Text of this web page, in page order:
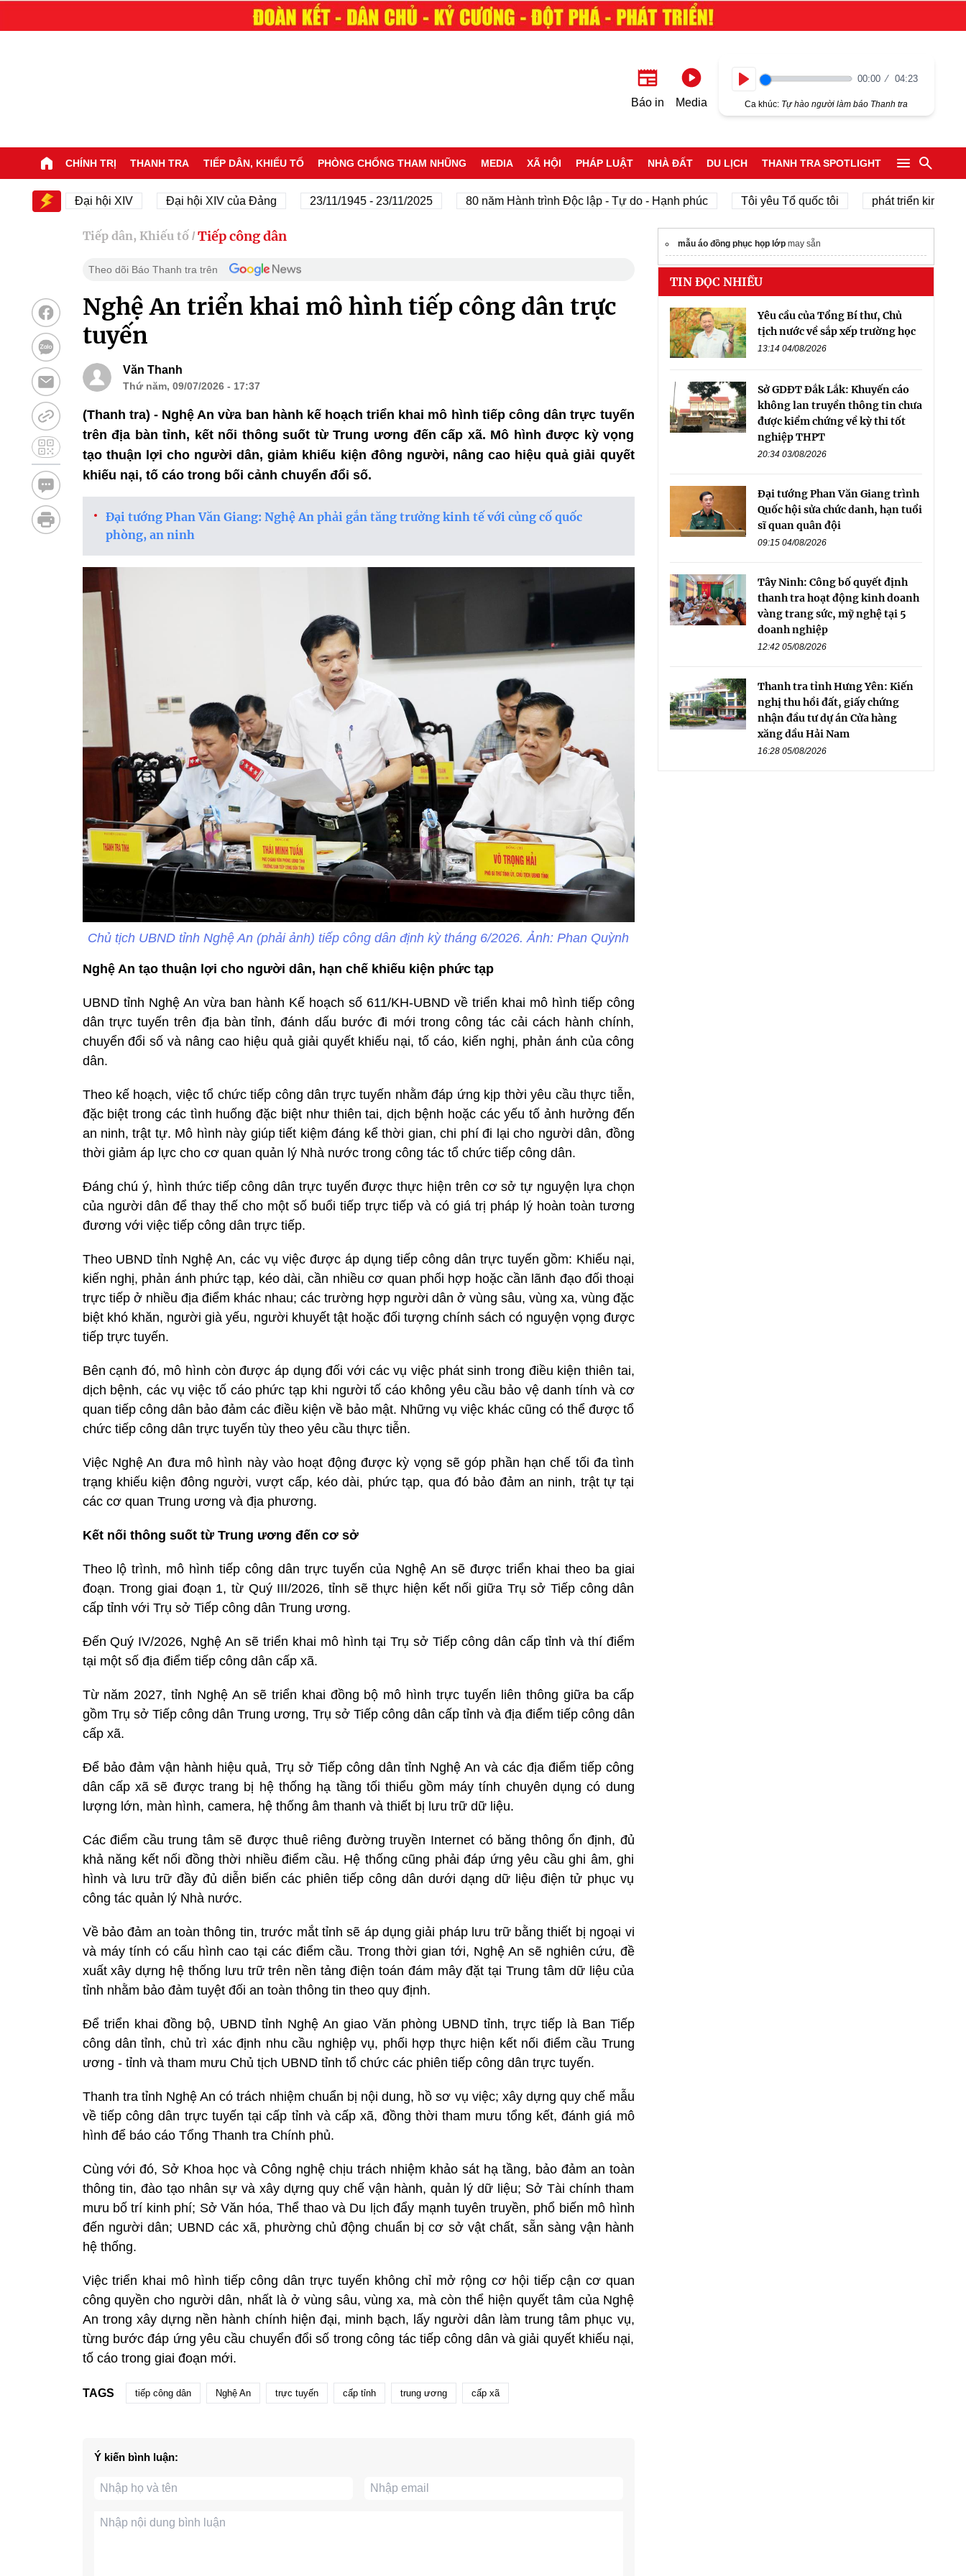
Báo in Media
00:00 04:23
Ca khúc: Tự hào người làm báo Thanh tra
CHÍNH TRỊ THANH TRA TIẾP DÂN, KHIẾU TỐ PHÒNG CHỐNG THAM NHŨNG MEDIA XÃ HỘI PHÁP LUẬT NHÀ ĐẤT DU LỊCH THANH TRA SPOTLIGHT
Đại hội XIV Đại hội XIV của Đảng 23/11/1945 - 23/11/2025 80 năm Hành trình Độc lập - Tự do - Hạnh phúc Tôi yêu Tổ quốc tôi phát triển kinh tế tư
Tiếp dân, Khiếu tố / Tiếp công dân
Theo dõi Báo Thanh tra trên
Nghệ An triển khai mô hình tiếp công dân trực
tuyến
Văn Thanh
Thứ năm, 09/07/2026 - 17:37
(Thanh tra) - Nghệ An vừa ban hành kế hoạch triển khai mô hình tiếp công dân trực tuyến
trên địa bàn tỉnh, kết nối thông suốt từ Trung ương đến cấp xã. Mô hình được kỳ vọng
tạo thuận lợi cho người dân, giảm khiếu kiện đông người, nâng cao hiệu quả giải quyết
khiếu nại, tố cáo trong bối cảnh chuyển đổi số.
Đại tướng Phan Văn Giang: Nghệ An phải gắn tăng trưởng kinh tế với củng cố quốc
phòng, an ninh
Chủ tịch UBND tỉnh Nghệ An (phải ảnh) tiếp công dân định kỳ tháng 6/2026. Ảnh: Phan Quỳnh
Nghệ An tạo thuận lợi cho người dân, hạn chế khiếu kiện phức tạp
UBND tỉnh Nghệ An vừa ban hành Kế hoạch số 611/KH-UBND về triển khai mô hình tiếp công
dân trực tuyến trên địa bàn tỉnh, đánh dấu bước đi mới trong công tác cải cách hành chính,
chuyển đổi số và nâng cao hiệu quả giải quyết khiếu nại, tố cáo, kiến nghị, phản ánh của công
dân.
Theo kế hoạch, việc tổ chức tiếp công dân trực tuyến nhằm đáp ứng kịp thời yêu cầu thực tiễn,
đặc biệt trong các tình huống đặc biệt như thiên tai, dịch bệnh hoặc các yếu tố ảnh hưởng đến
an ninh, trật tự. Mô hình này giúp tiết kiệm đáng kể thời gian, chi phí đi lại cho người dân, đồng
thời giảm áp lực cho cơ quan quản lý Nhà nước trong công tác tổ chức tiếp công dân.
Đáng chú ý, hình thức tiếp công dân trực tuyến được thực hiện trên cơ sở tự nguyện lựa chọn
của người dân để thay thế cho một số buổi tiếp trực tiếp và có giá trị pháp lý hoàn toàn tương
đương với việc tiếp công dân trực tiếp.
Theo UBND tỉnh Nghệ An, các vụ việc được áp dụng tiếp công dân trực tuyến gồm: Khiếu nại,
kiến nghị, phản ánh phức tạp, kéo dài, cần nhiều cơ quan phối hợp hoặc cần lãnh đạo đối thoại
trực tiếp ở nhiều địa điểm khác nhau; các trường hợp người dân ở vùng sâu, vùng xa, vùng đặc
biệt khó khăn, người già yếu, người khuyết tật hoặc đối tượng chính sách có nguyện vọng được
tiếp trực tuyến.
Bên cạnh đó, mô hình còn được áp dụng đối với các vụ việc phát sinh trong điều kiện thiên tai,
dịch bệnh, các vụ việc tố cáo phức tạp khi người tố cáo không yêu cầu bảo vệ danh tính và cơ
quan tiếp công dân bảo đảm các điều kiện về bảo mật. Những vụ việc khác cũng có thể được tổ
chức tiếp công dân trực tuyến tùy theo yêu cầu thực tiễn.
Việc Nghệ An đưa mô hình này vào hoạt động được kỳ vọng sẽ góp phần hạn chế tối đa tình
trạng khiếu kiện đông người, vượt cấp, kéo dài, phức tạp, qua đó bảo đảm an ninh, trật tự tại
các cơ quan Trung ương và địa phương.
Kết nối thông suốt từ Trung ương đến cơ sở
Theo lộ trình, mô hình tiếp công dân trực tuyến của Nghệ An sẽ được triển khai theo ba giai
đoạn. Trong giai đoạn 1, từ Quý III/2026, tỉnh sẽ thực hiện kết nối giữa Trụ sở Tiếp công dân
cấp tỉnh với Trụ sở Tiếp công dân Trung ương.
Đến Quý IV/2026, Nghệ An sẽ triển khai mô hình tại Trụ sở Tiếp công dân cấp tỉnh và thí điểm
tại một số địa điểm tiếp công dân cấp xã.
Từ năm 2027, tỉnh Nghệ An sẽ triển khai đồng bộ mô hình trực tuyến liên thông giữa ba cấp
gồm Trụ sở Tiếp công dân Trung ương, Trụ sở Tiếp công dân cấp tỉnh và địa điểm tiếp công dân
cấp xã.
Để bảo đảm vận hành hiệu quả, Trụ sở Tiếp công dân tỉnh Nghệ An và các địa điểm tiếp công
dân cấp xã sẽ được trang bị hệ thống hạ tầng tối thiểu gồm máy tính chuyên dụng có dung
lượng lớn, màn hình, camera, hệ thống âm thanh và thiết bị lưu trữ dữ liệu.
Các điểm cầu trung tâm sẽ được thuê riêng đường truyền Internet có băng thông ổn định, đủ
khả năng kết nối đồng thời nhiều điểm cầu. Hệ thống cũng phải đáp ứng yêu cầu ghi âm, ghi
hình và lưu trữ đầy đủ diễn biến các phiên tiếp công dân dưới dạng dữ liệu điện tử phục vụ
công tác quản lý Nhà nước.
Về bảo đảm an toàn thông tin, trước mắt tỉnh sẽ áp dụng giải pháp lưu trữ bằng thiết bị ngoại vi
và máy tính có cấu hình cao tại các điểm cầu. Trong thời gian tới, Nghệ An sẽ nghiên cứu, đề
xuất xây dựng hệ thống lưu trữ trên nền tảng điện toán đám mây đặt tại Trung tâm dữ liệu của
tỉnh nhằm bảo đảm tuyệt đối an toàn thông tin theo quy định.
Để triển khai đồng bộ, UBND tỉnh Nghệ An giao Văn phòng UBND tỉnh, trực tiếp là Ban Tiếp
công dân tỉnh, chủ trì xác định nhu cầu nghiệp vụ, phối hợp thực hiện kết nối điểm cầu Trung
ương - tỉnh và tham mưu Chủ tịch UBND tỉnh tổ chức các phiên tiếp công dân trực tuyến.
Thanh tra tỉnh Nghệ An có trách nhiệm chuẩn bị nội dung, hồ sơ vụ việc; xây dựng quy chế mẫu
về tiếp công dân trực tuyến tại cấp tỉnh và cấp xã, đồng thời tham mưu tổng kết, đánh giá mô
hình để báo cáo Tổng Thanh tra Chính phủ.
Cùng với đó, Sở Khoa học và Công nghệ chịu trách nhiệm khảo sát hạ tầng, bảo đảm an toàn
thông tin, đào tạo nhân sự và xây dựng quy chế vận hành, quản lý dữ liệu; Sở Tài chính tham
mưu bố trí kinh phí; Sở Văn hóa, Thể thao và Du lịch đẩy mạnh tuyên truyền, phổ biến mô hình
đến người dân; UBND các xã, phường chủ động chuẩn bị cơ sở vật chất, sẵn sàng vận hành
hệ thống.
Việc triển khai mô hình tiếp công dân trực tuyến không chỉ mở rộng cơ hội tiếp cận cơ quan
công quyền cho người dân, nhất là ở vùng sâu, vùng xa, mà còn thể hiện quyết tâm của Nghệ
An trong xây dựng nền hành chính hiện đại, minh bạch, lấy người dân làm trung tâm phục vụ,
từng bước đáp ứng yêu cầu chuyển đổi số trong công tác tiếp công dân và giải quyết khiếu nại,
tố cáo trong giai đoạn mới.
TAGS tiếp công dân Nghệ An trực tuyến cấp tỉnh trung ương cấp xã
Ý kiến bình luận:
mẫu áo đồng phục họp lớpmay sẵn
TIN ĐỌC NHIỀU
Yêu cầu của Tổng Bí thư, Chủ
tịch nước về sắp xếp trường học
13:14 04/08/2026
Sở GDĐT Đắk Lắk: Khuyến cáo
không lan truyền thông tin chưa
được kiểm chứng về kỳ thi tốt
nghiệp THPT
20:34 03/08/2026
Đại tướng Phan Văn Giang trình
Quốc hội sửa chức danh, hạn tuổi
sĩ quan quân đội
09:15 04/08/2026
Tây Ninh: Công bố quyết định
thanh tra hoạt động kinh doanh
vàng trang sức, mỹ nghệ tại 5
doanh nghiệp
12:42 05/08/2026
Thanh tra tỉnh Hưng Yên: Kiến
nghị thu hồi đất, giấy chứng
nhận đầu tư dự án Cửa hàng
xăng dầu Hải Nam
16:28 05/08/2026